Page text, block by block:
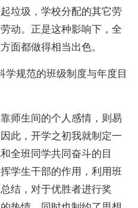
垃圾，学校分配的其它劳
动。正是这种影响下，全
面都做得相当出色。
学规范的班级制度与年度目
师生间的个人感情，则易
此，开学之初我就制定一
全班同学共同奋斗的目
学生干部的作用，利用班
结，对于优胜者进行奖